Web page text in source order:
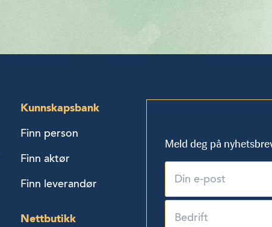
Kunnskapsbank
Finn person
Finn aktør
Finn leverandør
Nettbutikk
Meld deg på